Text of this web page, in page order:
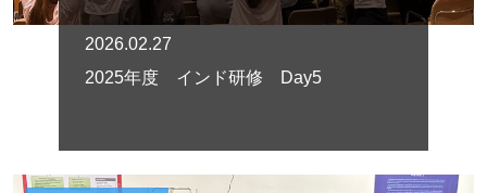
2026.02.27
2025年度 インド研修 Day5